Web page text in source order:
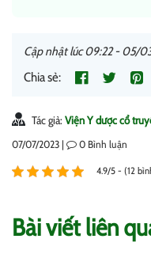
Cập nhật lúc 09:22 - 05/
Chia sẻ:
Tác giả: Viện Y dược cổ
07/07/2023 | 0 Bình luận
4.9/5 - (12
Bài viết liên